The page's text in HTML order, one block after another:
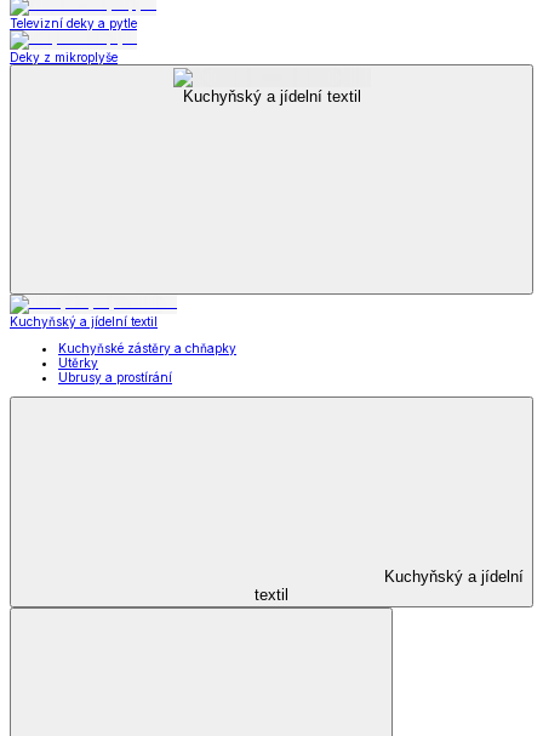
Televizní deky a pytle
Deky z mikroplyše
Kuchyňský a jídelní textil
Kuchyňský a jídelní textil
Kuchyňské zástěry a chňapky
Utěrky
Ubrusy a prostírání
Kuchyňský a jídelní
textil